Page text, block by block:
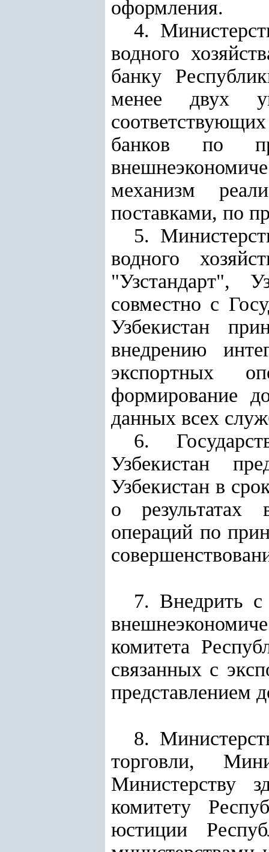
оформления.
4.
водного
банку
менее двух
банков по
механизм
поставками, по
5.
водного
"Узстандарт",
совместно с
Узбекистан
внедрению
экспортных
формирование
данных всех
6.
Узбекистан
Узбекистан в
о результатах
операций по
7. Внедрить
комитета
связанных с
представлением
8.
торговли,
Министерству
комитету
юстиции